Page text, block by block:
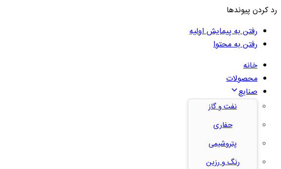
رد کردن پیوندها
رفتن به پیمایش اولیه
رفتن به محتوا
خانه
محصولات
صنایع
نفت و گاز
حفاری
پتروشیمی
رنگ و رزین